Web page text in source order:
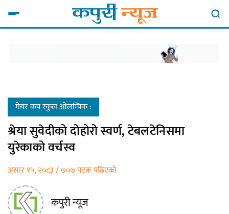
मेयर कप स्कुल ओलम्पिक :
श्रेया सुवेदीको दोहोरो स्वर्ण, टेबलटेनिसमा
युरेकाको वर्चस्व
असार १५, २०८३ / ७०७ पटक पढिएको
कपुरी न्यूज